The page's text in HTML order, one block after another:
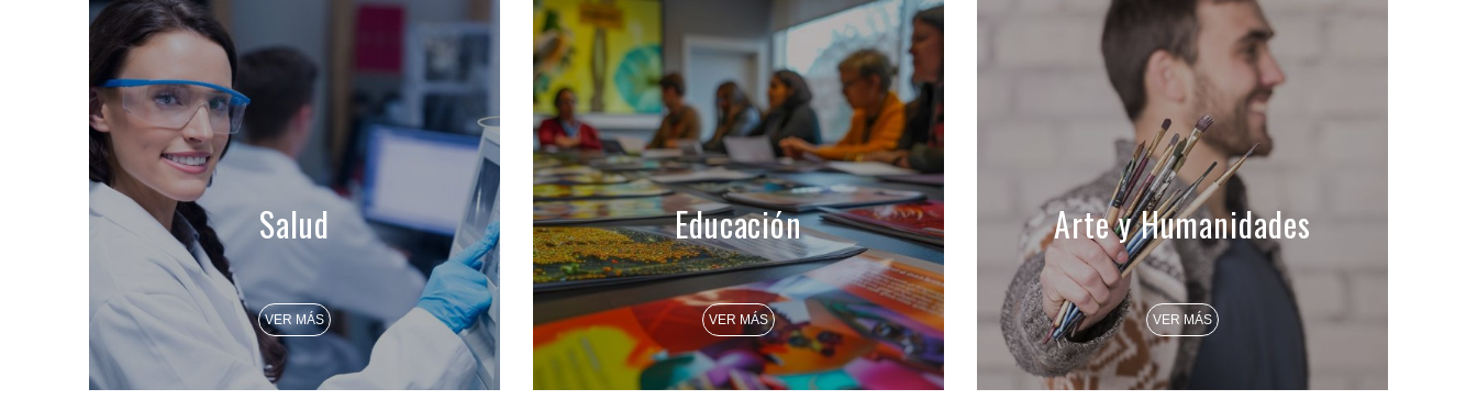
Salud
VER MÁS
Educación
VER MÁS
Arte y Humanidades
VER MÁS